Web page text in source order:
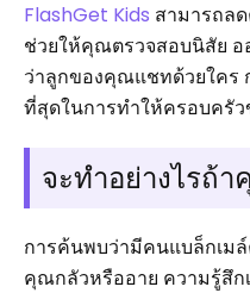
FlashGet Kids สามารถล
ช่วยให้คุณตรวจสอบนิสัย
ว่าลูกของคุณแชทด้วยใคร
ที่สุดในการทำให้ครอบครั
จะทำอย่างไรถ้า
การค้นพบว่ามีคนแบล็กเม
คุณกลัวหรืออาย ความรู้สึก